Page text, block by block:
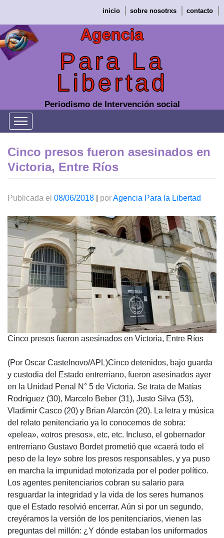
contenido
inicio sobre nosotrxs contacto
Agencia
Para La
Libertad
Periodismo de Intervención social
Cinco presos fueron asesinados en
Victoria, Entre Ríos
Publicada el 08/06/2018 porAgencia Para la Libertad
Cinco presos fueron asesinados en Victoria, Entre Ríos
(Por Oscar Castelnovo/APL)Cinco detenidos, bajo guarda
y custodia del Estado entrerriano, fueron asesinados ayer
en la Unidad Penal N° 5 de Victoria. Se trata de Matías
Rodríguez (30), Marcelo Beber (31), Justo Silva (53),
Vladimir Casco (20) y Brian Alarcón (20). La letra y música
del relato penitenciario ya lo conocemos de sobra:
«pelea», «otros presos», etc, etc. Incluso, el gobernador
entrerriano Gustavo Bordet prometió que «caerá todo el
peso de la ley» sobre los presos responsables, y ya puso
en marcha la impunidad motorizada por el poder político.
Los agentes penitenciarios cobran su salario para
resguardar la integridad y la vida de los seres humanos
que el Estado resolvió encerrar. Aún si por un segundo,
creyéramos la versión de los penitenciarios, vienen las
preguntas del millón: ¿Y dónde estaban los uniformados